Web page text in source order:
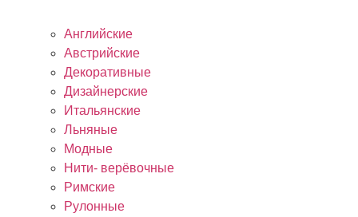
Английские
Австрийские
Декоративные
Дизайнерские
Итальянские
Льняные
Модные
Нити- верёвочные
Римские
Рулонные